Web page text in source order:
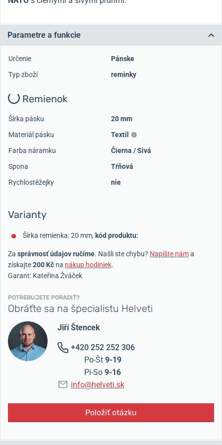
Parametre a funkcie
Určenie
Pánske
Typ zboží
reminky
Remienok
Šírka pásku
20 mm
Materiál pásku
Textil
Farba náramku
Čierna / Sivá
Spona
Tŕňová
Rychlostěžejky
nie
Varianty
Šírka remienka: 20 mm, kód produktu:
Za správnosť údajov ručíme. Našli ste chybu? Napíšte náma
získajte200 Kč na nákup hodiniek.
Garant: Kateřina Žváček
POTREBUJETE PORADIŤ?
Obráťte sa na špecialistu Helveti
Jiří Štencek
+420 252 252 306
Po-Št 9-19
Pi-So 9-16
info@helveti.sk
Položiť otázku